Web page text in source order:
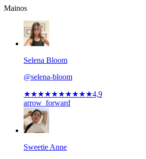
Mainos
Selena Bloom
@selena-bloom
★★★★★★★★★★4,9
arrow_forward
Sweetie Anne